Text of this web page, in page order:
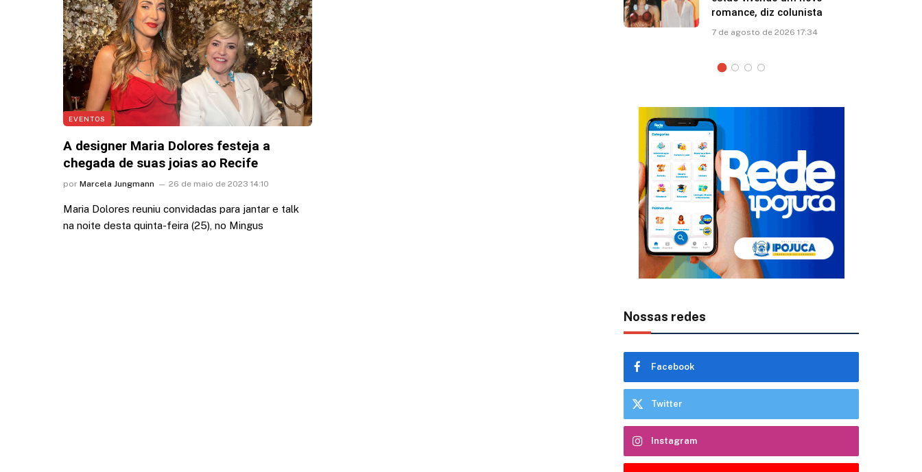
EVENTOS
A designer Maria Dolores festeja a
chegada de suas joias ao Recife
por Marcela Jungmann 26 de maio de 2023 14:10
Maria Dolores reuniu convidadas para jantar e talk
na noite desta quinta-feira (25), no Mingus
romance, diz colunista
Nossas redes
Facebook
Twitter
Instagram